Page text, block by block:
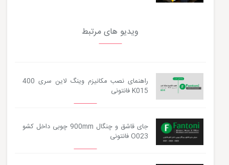
ویدیو های مرتبط
راهنمای نصب مکانیزم وینگ لاین سری 400
K015 فانتونی
جای قاشق و چنگال 900mm چوبی داخل کشو
O023 فانتونی